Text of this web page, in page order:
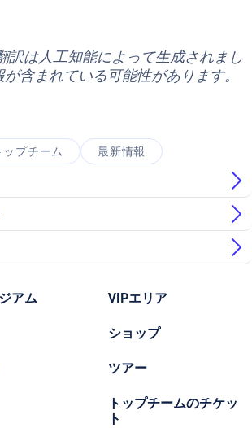
訳は人工知能によって生成されまし
含まれている可能性があります。
ップチーム 最新情報
アム VIPエリア
ショップ
ツアー
トップチームのチケッ
ト